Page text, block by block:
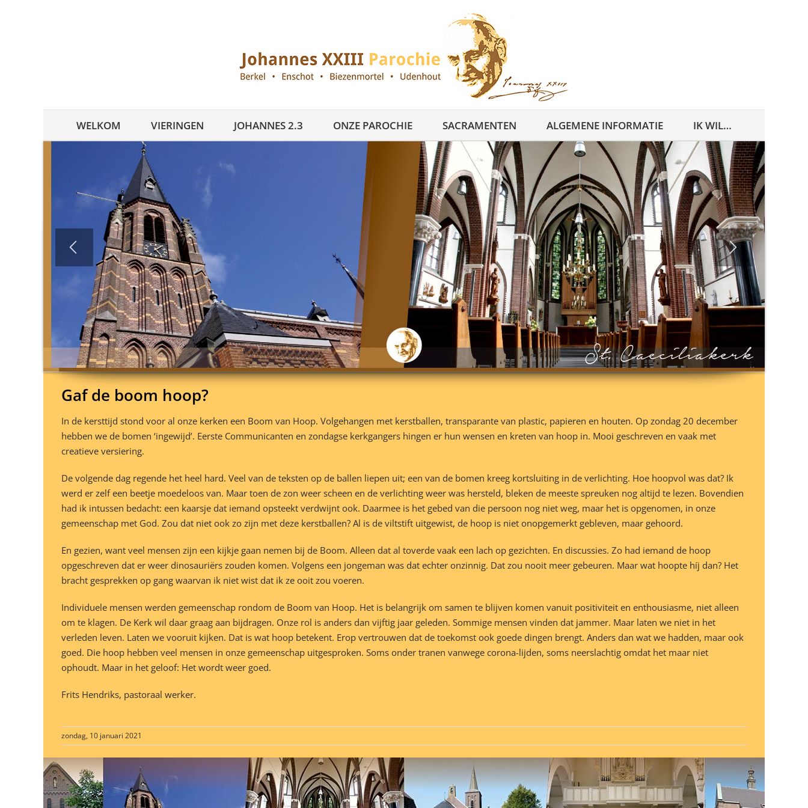
WELKOM VIERINGEN JOHANNES 2.3 ONZE PAROCHIE SACRAMENTEN ALGEMENE INFORMATIE IK WIL…
Gaf de boom hoop?
In de kersttijd stond voor al onze kerken een Boom van Hoop. Volgehangen met kerstballen, transparante van plastic, papieren en houten. Op zondag 20 december
hebben we de bomen ‘ingewijd’. Eerste Communicanten en zondagse kerkgangers hingen er hun wensen en kreten van hoop in. Mooi geschreven en vaak met
creatieve versiering.
De volgende dag regende het heel hard. Veel van de teksten op de ballen liepen uit; een van de bomen kreeg kortsluiting in de verlichting. Hoe hoopvol was dat? Ik
werd er zelf een beetje moedeloos van. Maar toen de zon weer scheen en de verlichting weer was hersteld, bleken de meeste spreuken nog altijd te lezen. Bovendien
had ik intussen bedacht: een kaarsje dat iemand opsteekt verdwijnt ook. Daarmee is het gebed van die persoon nog niet weg, maar het is opgenomen, in onze
gemeenschap met God. Zou dat niet ook zo zijn met deze kerstballen? Al is de viltstift uitgewist, de hoop is niet onopgemerkt gebleven, maar gehoord.
En gezien, want veel mensen zijn een kijkje gaan nemen bij de Boom. Alleen dat al toverde vaak een lach op gezichten. En discussies. Zo had iemand de hoop
opgeschreven dat er weer dinosauriërs zouden komen. Volgens een jongeman was dat echter onzinnig. Dat zou nooit meer gebeuren. Maar wat hoopte híj dan? Het
bracht gesprekken op gang waarvan ik niet wist dat ik ze ooit zou voeren.
Individuele mensen werden gemeenschap rondom de Boom van Hoop. Het is belangrijk om samen te blijven komen vanuit positiviteit en enthousiasme, niet alleen
om te klagen. De Kerk wil daar graag aan bijdragen. Onze rol is anders dan vijftig jaar geleden. Sommige mensen vinden dat jammer. Maar laten we niet in het
verleden leven. Laten we vooruit kijken. Dat is wat hoop betekent. Erop vertrouwen dat de toekomst ook goede dingen brengt. Anders dan wat we hadden, maar ook
goed. Die hoop hebben veel mensen in onze gemeenschap uitgesproken. Soms onder tranen vanwege corona-lijden, soms neerslachtig omdat het maar niet
ophoudt. Maar in het geloof: Het wordt weer goed.
Frits Hendriks, pastoraal werker.
zondag, 10 januari 2021